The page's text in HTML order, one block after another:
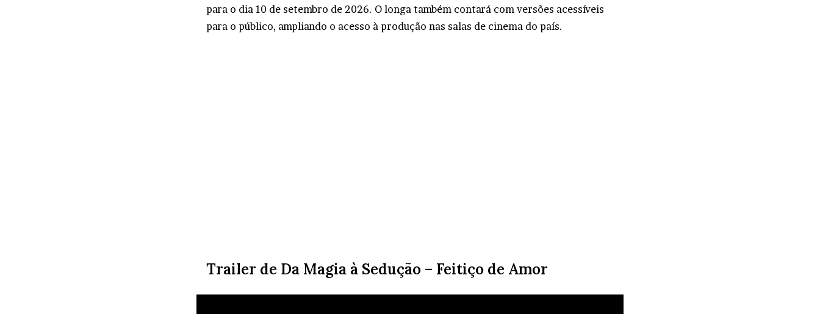
para o dia 10 de setembro de 2026. O longa também contará com versões acessíveis
para o público, ampliando o acesso à produção nas salas de cinema do país.
Trailer de Da Magia à Sedução – Feitiço de Amor